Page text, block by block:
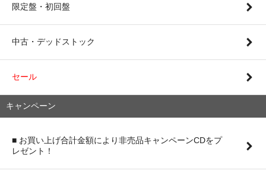
限定盤・初回盤
中古・デッドストック
セール
キャンペーン
■ お買い上げ合計金額により非売品キャンペーンCDをプ
レゼント！